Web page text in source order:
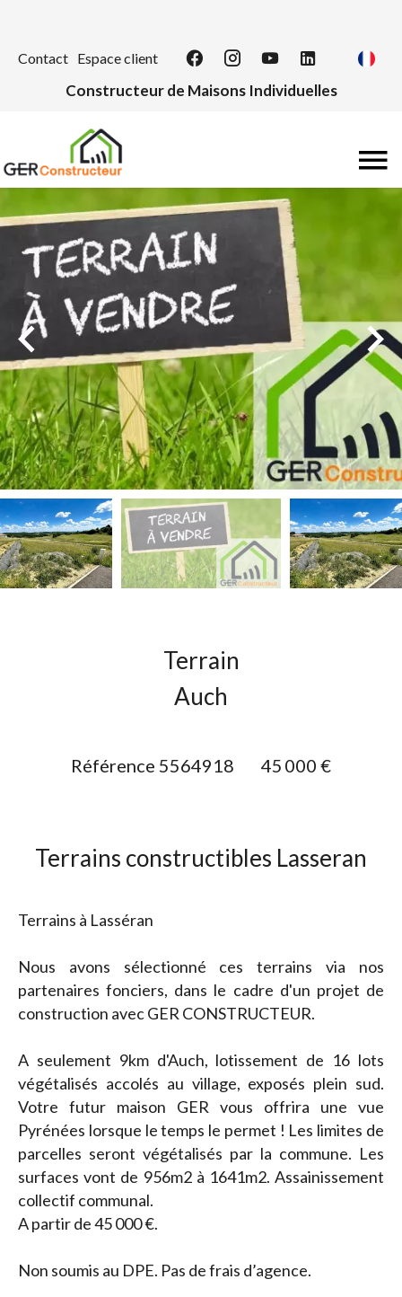
Contact Espace client
Constructeur de Maisons Individuelles
Terrain
Auch
Référence 5564918 45 000 €
Terrains constructibles Lasseran
Terrains à Lasséran
Nous avons sélectionné ces terrains via nos
partenaires fonciers, dans le cadre d'un projet de
construction avec GER CONSTRUCTEUR.
A seulement 9km d'Auch, lotissement de 16 lots
végétalisés accolés au village, exposés plein sud.
Votre futur maison GER vous offrira une vue
Pyrénées lorsque le temps le permet ! Les limites de
parcelles seront végétalisés par la commune. Les
surfaces vont de 956m2 à 1641m2. Assainissement
collectif communal.
A partir de 45 000 €.
Non soumis au DPE. Pas de frais d’agence.